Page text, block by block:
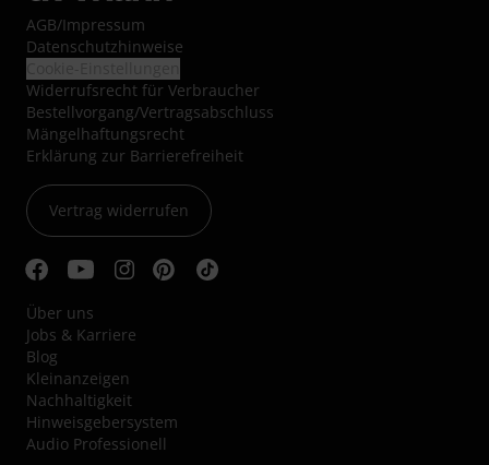
AGB/Impressum
Datenschutzhinweise
Widerrufsrecht für Verbraucher
Bestellvorgang/Vertragsabschluss
Mängelhaftungsrecht
Erklärung zur Barrierefreiheit
Vertrag widerrufen
Über uns
Jobs & Karriere
Blog
Kleinanzeigen
Nachhaltigkeit
Hinweisgebersystem
Audio Professionell